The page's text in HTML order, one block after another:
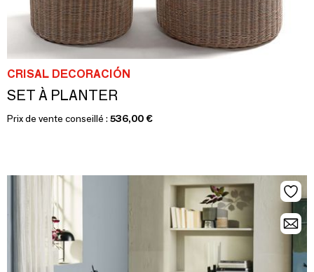
CRISAL DECORACIÓN
SET À PLANTER
Prix de vente conseillé : 536,00 €